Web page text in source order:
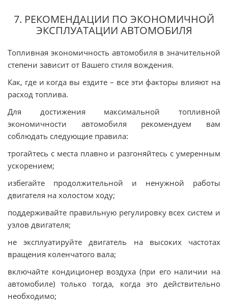
7. РЕКОМЕНДАЦИИ ПО ЭКОНОМИЧНОЙ
ЭКСПЛУАТАЦИИ АВТОМОБИЛЯ
Топливная экономичность автомобиля в значительной
степени зависит от Вашего стиля вождения.
Как, где и когда вы ездите – все эти факторы влияют на
расход топлива.
Для достижения максимальной топливной
экономичности автомобиля рекомендуем вам
соблюдать следующие правила:
трогайтесь с места плавно и разгоняйтесь с умеренным
ускорением;
избегайте продолжительной и ненужной работы
двигателя на холостом ходу;
поддерживайте правильную регулировку всех систем и
узлов двигателя;
не эксплуатируйте двигатель на высоких частотах
вращения коленчатого вала;
включайте кондиционер воздуха (при его наличии на
автомобиле) только тогда, когда это действительно
необходимо;